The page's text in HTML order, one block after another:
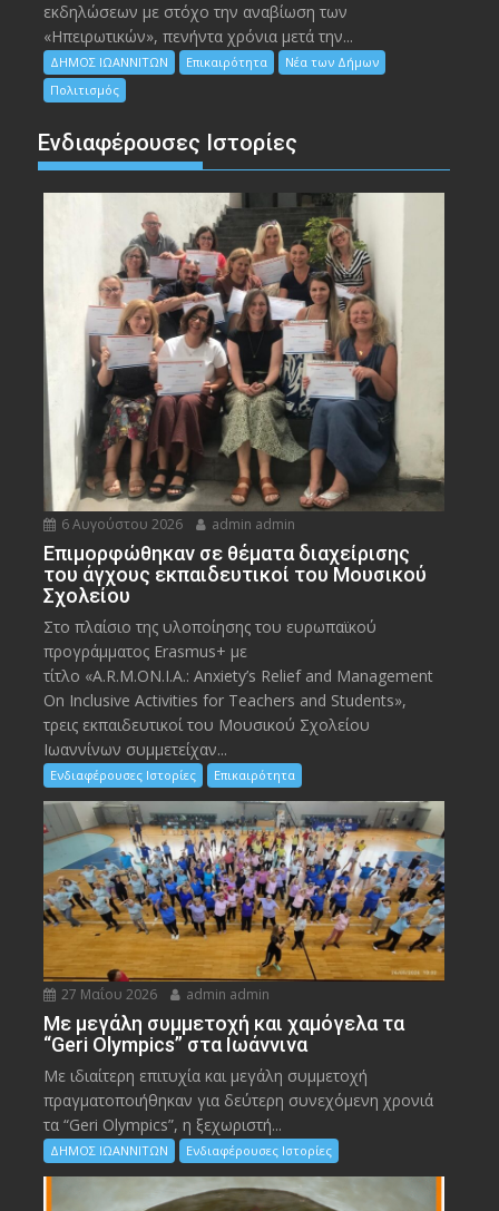
εκδηλώσεων με στόχο την αναβίωση των
«Ηπειρωτικών», πενήντα χρόνια μετά την...
ΔΗΜΟΣ ΙΩΑΝΝΙΤΩΝ Επικαιρότητα
Νέα των Δήμων
Πολιτισμός
Ενδιαφέρουσες Ιστορίες
6 Αυγούστου 2026 admin admin
Eπιμορφώθηκαν σε θέματα διαχείρισης
του άγχους εκπαιδευτικοί του Μουσικού
Σχολείου
Στο πλαίσιο της υλοποίησης του ευρωπαϊκού
προγράμματος Erasmus+ με
τίτλο «A.R.M.ON.I.A.: Anxiety’s Relief and Management
On Inclusive Activities for Teachers and Students»,
τρεις εκπαιδευτικοί του Μουσικού Σχολείου
Ιωαννίνων συμμετείχαν...
Ενδιαφέρουσες Ιστορίες Επικαιρότητα
27 Μαΐου 2026 admin admin
Με μεγάλη συμμετοχή και χαμόγελα τα
“Geri Olympics” στα Ιωάννινα
Με ιδιαίτερη επιτυχία και μεγάλη συμμετοχή
πραγματοποιήθηκαν για δεύτερη συνεχόμενη χρονιά
τα “Geri Olympics”, η ξεχωριστή...
ΔΗΜΟΣ ΙΩΑΝΝΙΤΩΝ Ενδιαφέρουσες Ιστορίες